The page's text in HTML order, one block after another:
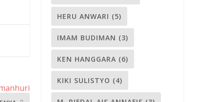
HERU ANWARI (5)
IMAM BUDIMAN (3)
KEN HANGGARA (6)
KIKI SULISTYO (4)